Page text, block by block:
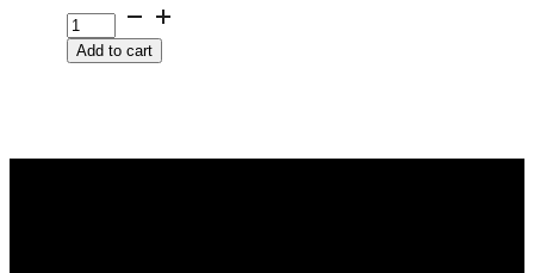
G205/55R16
91T
SPEED-
Add to cart